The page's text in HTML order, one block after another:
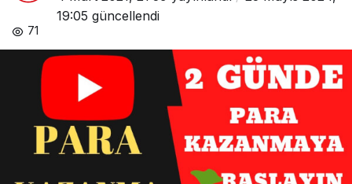
19:05 güncellendi
71